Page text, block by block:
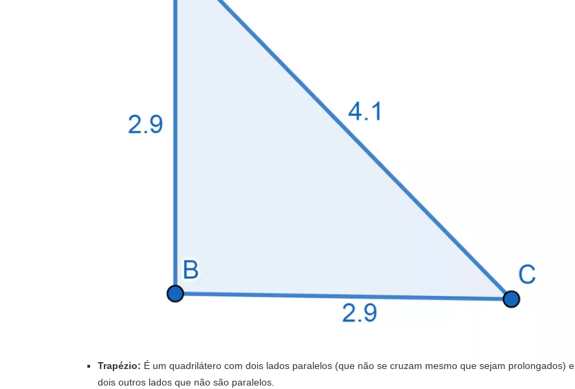
Trapézio: É um quadrilátero com dois lados paralelos (que não se cruzam mesmo que sejam prolongados) e
dois outros lados que não são paralelos.